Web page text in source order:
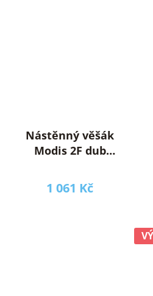
Nástěnný věšák
Modis 2F dub
1 061 Kč